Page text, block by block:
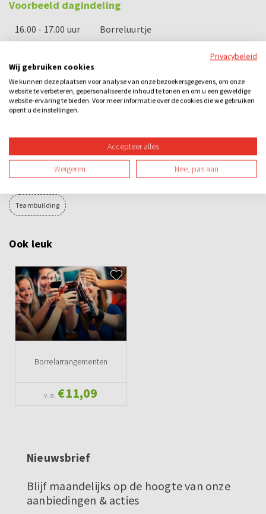
Voorbeeld dagindeling
16.00 - 17.00 uur
Borreluurtje
17.30 - 19.45 uur
19.45 - 20.15 uur
Prijsuitreiking incl. consumptie
City games Arrangementen Bedrijfsuitje Familie-uitje
Teamuitje Groepsuitje Vrijgezellenuitje Overdag Spel
Teambuilding
Ook leuk
Borrelarrangementen
v.a. €11,09
Nieuwsbrief
Blijf maandelijks op de hoogte van onze
aanbiedingen & acties
Privacybeleid
Wij gebruiken cookies
We kunnen deze plaatsen voor analyse van onze bezoekersgegevens, om onze
website te verbeteren, gepersonaliseerde inhoud te tonen en om u een geweldige
website-ervaring te bieden. Voor meer informatie over de cookies die we gebruiken
opent u de instellingen.
Accepteer alles
Weigeren Nee, pas aan